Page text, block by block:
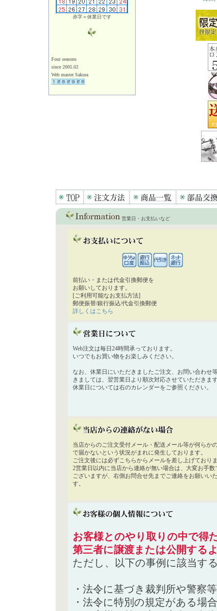
赤字＝休業日です
Four seasons
since 2005.02
Web master Sakura
営業日・お支払いなど
前払い・または代金引換郵便を
お願いしております。
[ご利用可能なお支払方法]
郵便振替/銀行振込/代金引換郵便
詳しくはこちら
Web注文は毎日24時間承っております。
いつでもお買い物をお楽しみください。
なお、休業日にいただきましたご注文、お問い合わせ
きましては、翌営業日より順次対応させていただきま
休業日については右のカレンダーをご参照ください。
当店からのご注文受付メール・配送メール等が何らか
で届かないという状況がまれに発生しております。
ご注文後には必ずこちらからメールを差し上げており
2営業日以内に当店から連絡が無い場合は、大変お手数
ございますが、右側お問合せ先までご連絡をお願いい
す。
お客様とのやり取りの中で得
第三者に譲渡または公開する
ただし、以下の事例に該当す
・法令に基づき裁判所や警察
・法令に特別の規定がある場合